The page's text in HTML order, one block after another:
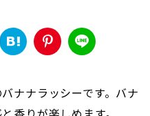
ナナラッシーです。バナ